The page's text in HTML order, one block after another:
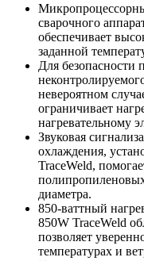
сварочного
обеспечивает
заданной
Для безопасности
невероятном
ограничивает
нагревательному
Звуковая
охлаждения,
TraceWeld,
диаметра.
850-ваттный
850W TraceWeld
позволяет
температурах и